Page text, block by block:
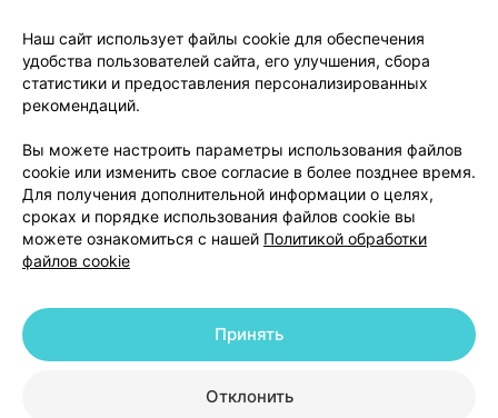
О проекте
Новости проекта
Размещение рекламы
Медицинский маркетинг
Публичный договор
Доставка
Способы оплаты
Вакансии
Партнеры
Написать руководителю 103.by
Написать в поддержку
Персональные настройки Cookie
© 2026 ООО «Артокс Лаб», УНП 191700409 | 220012, Республика Беларусь,
+375 291212755
Наш сайт использует файлы cookie для обеспечения
удобства пользователей сайта, его улучшения, сбора
статистики и предоставления персонализированных
рекомендаций.
Вы можете настроить параметры использования файлов
cookie или изменить свое согласие в более позднее время.
Для получения дополнительной информации о целях,
сроках и порядке использования файлов cookie вы
можете ознакомиться с нашей Политикой обработки
файлов cookie
Отклонить
Принять